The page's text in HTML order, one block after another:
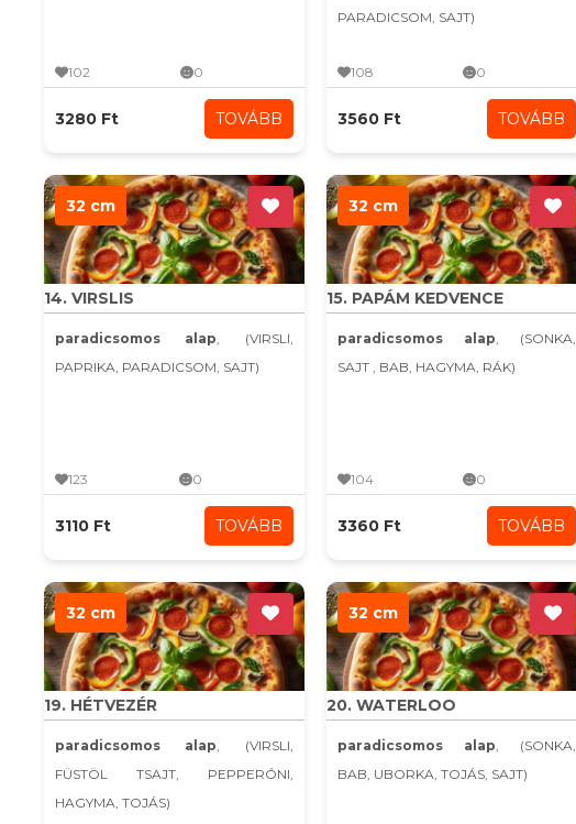
102 0
3280 Ft TOVÁBB
PARADICSOM, SAJT)
108 0
3560 Ft TOVÁBB
32 cm
14. VIRSLIS
paradicsomos alap, (VIRSLI,
PAPRIKA, PARADICSOM, SAJT)
123 0
3110 Ft TOVÁBB
32 cm
15. PAPÁM KEDVENCE
paradicsomos alap, (SONKA,
SAJT , BAB, HAGYMA, RÁK)
104 0
3360 Ft TOVÁBB
32 cm
19. HÉTVEZÉR
paradicsomos alap, (VIRSLI,
FÜSTÖL TSAJT, PEPPERÓNI,
HAGYMA, TOJÁS)
32 cm
20. WATERLOO
paradicsomos alap, (SONKA,
BAB, UBORKA, TOJÁS, SAJT)